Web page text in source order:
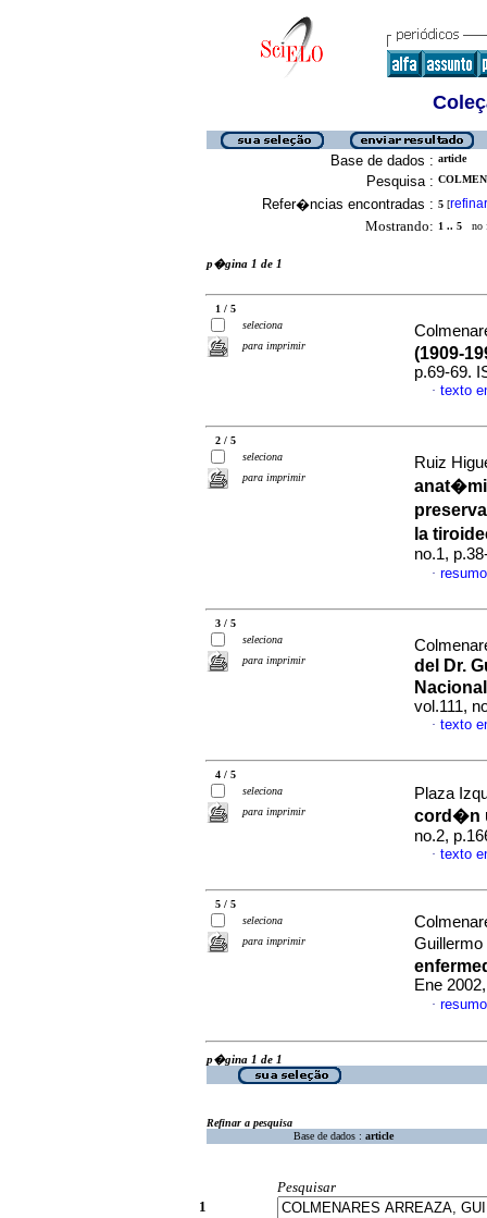
Base de dados : article
Pesquisa :
Refer�ncias encontradas : 5 [refinar
Mostrando: 1 .. 5 no
p�gina 1 de 1
1 / 5
seleciona
para imprimir
(1909-
p.69-69.
· texto
2 / 5
seleciona
para imprimir
Ruiz
la
no.1,
·
3 / 5
seleciona
para imprimir
del Dr.
vol.111,
· texto
4 / 5
seleciona
para imprimir
Plaza
cord�n
no.2,
· texto
5 / 5
seleciona
para imprimir
Guillermo
Ene
·
p�gina 1 de 1
Refinar a pesquisa
Base de dados : article
Pesquisar
1